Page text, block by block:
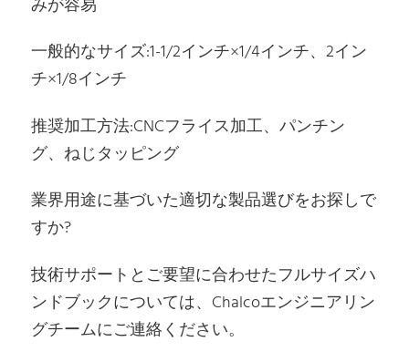
みが容易
一般的なサイズ:1-1/2インチ×1/4インチ、2イン
チ×1/8インチ
推奨加工方法:CNCフライス加工、パンチン
グ、ねじタッピング
業界用途に基づいた適切な製品選びをお探しで
すか?
技術サポートとご要望に合わせたフルサイズハ
ンドブックについては、Chalcoエンジニアリン
グチームにご連絡ください。